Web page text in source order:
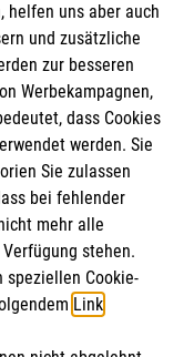
12
helfen uns aber auch
und zusätzliche
zur besseren
Werbekampagnen,
dass Cookies
werden. Sie
Sie zulassen
bei fehlender
mehr alle
stehen.
speziellen Cookie-
Link.